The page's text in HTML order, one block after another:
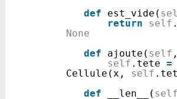
def
est_vide(
return
self
None
def
ajoute( self
self .tete =
Cellule(x, self
def
__len__( self